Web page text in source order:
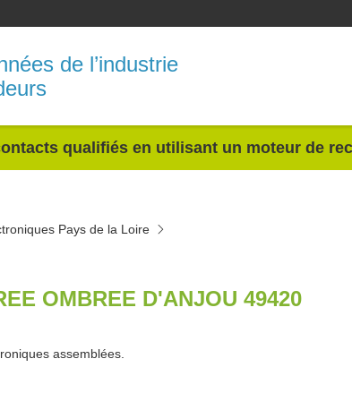
de l’industrie
qualifiés en utilisant un moteur de
Pays de la Loire
OMBREE D'ANJOU 49420
assemblées.